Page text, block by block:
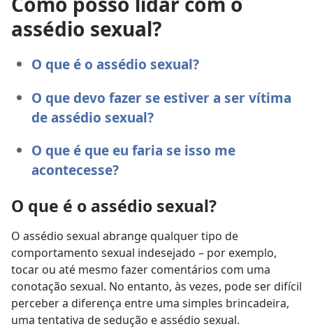
assédio sexual?
O que é o assédio sexual?
O que devo fazer se estiver a ser vítima
de assédio sexual?
O que é que eu faria se isso me
acontecesse?
O que é o assédio sexual?
O assédio sexual abrange qualquer tipo de
comportamento sexual indesejado – por exemplo,
tocar ou até mesmo fazer comentários com uma
conotação sexual. No entanto, às vezes, pode ser difícil
perceber a diferença entre uma simples brincadeira,
uma tentativa de sedução e assédio sexual.